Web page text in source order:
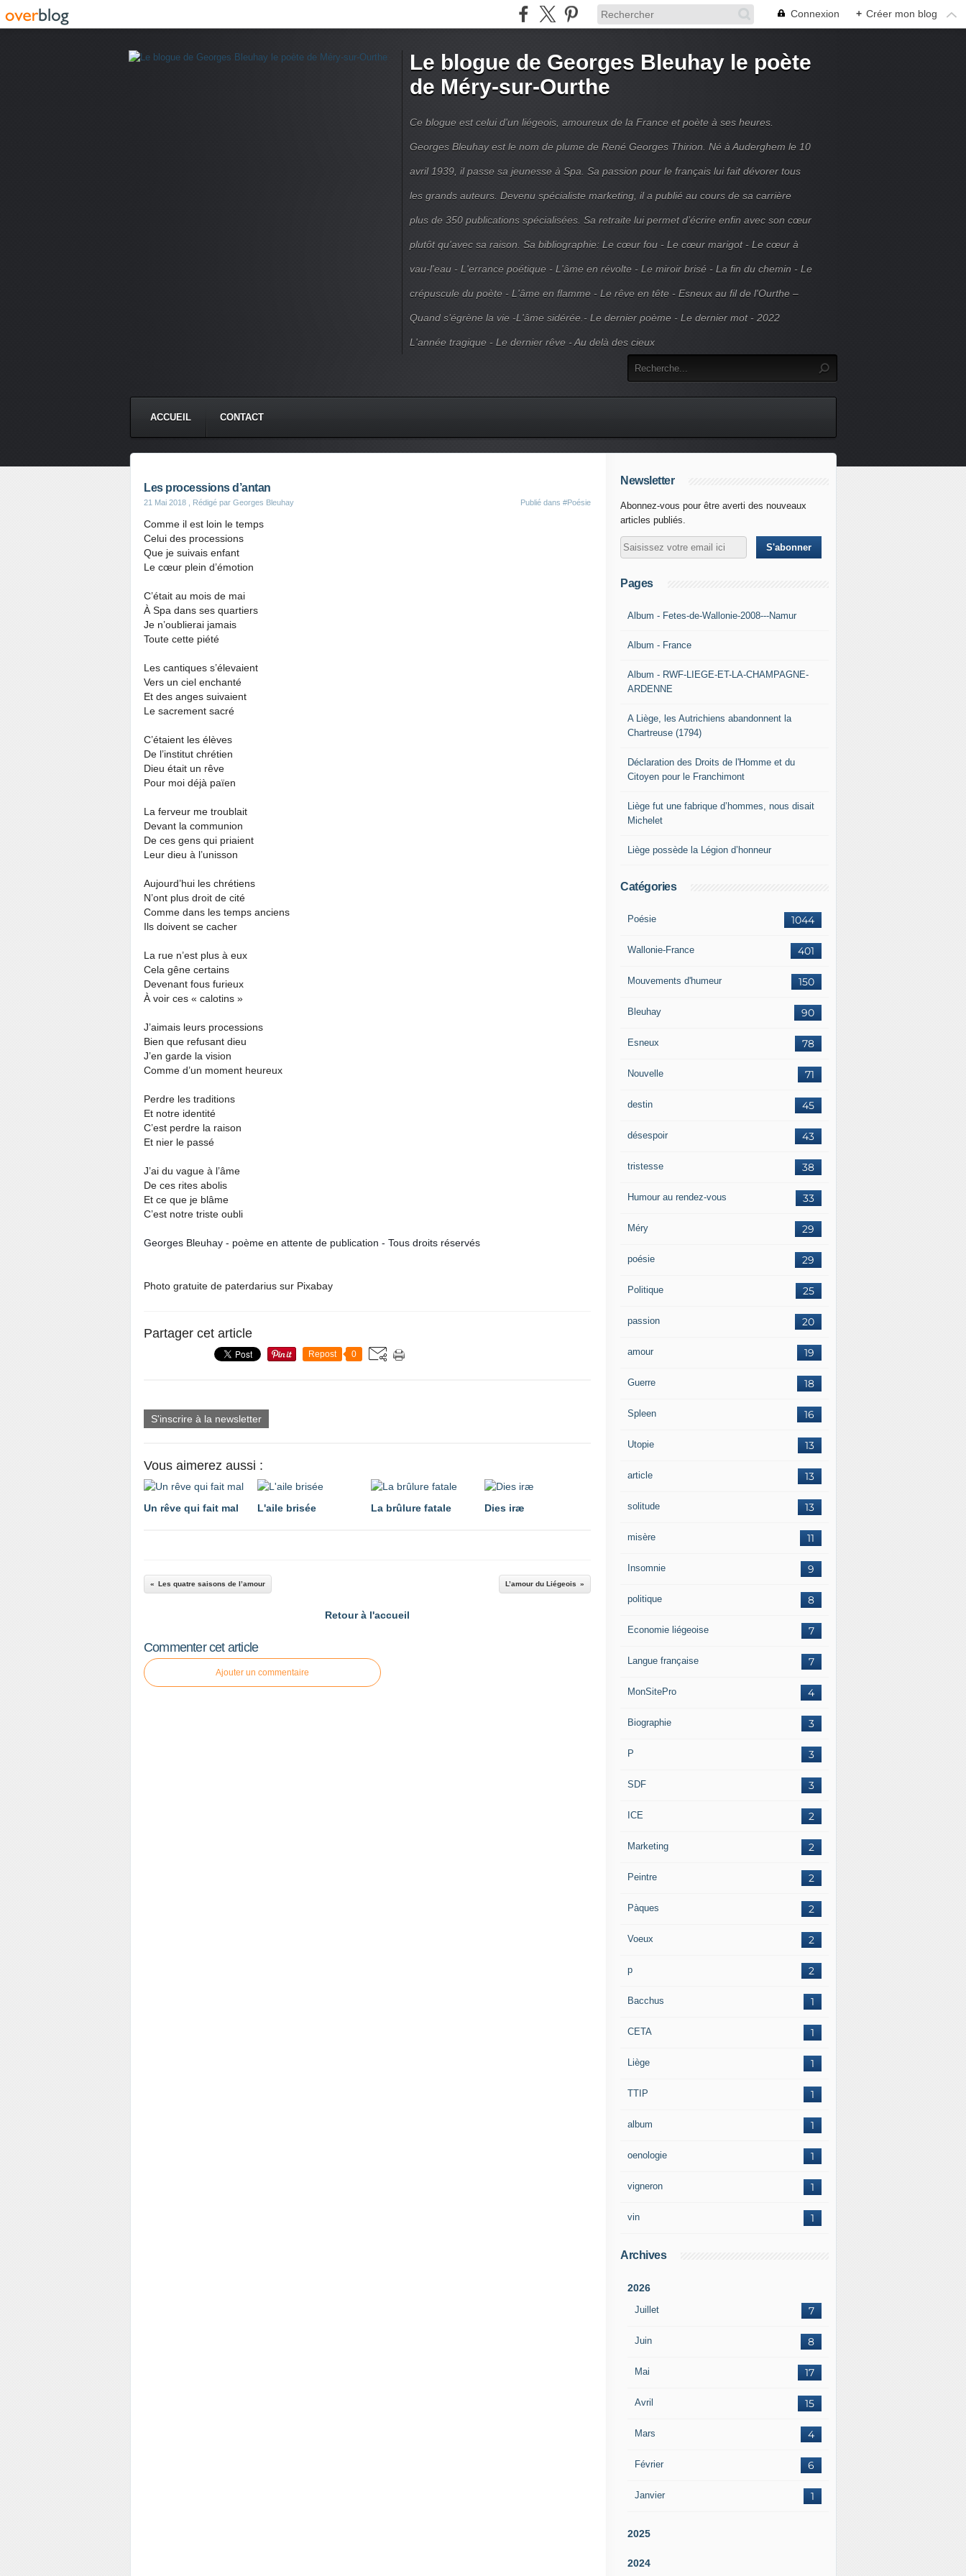
Connexion + Créer mon blog
Le blogue de Georges Bleuhay le poète
de Méry-sur-Ourthe
Ce blogue est celui d'un liégeois, amoureux de la France et poète à ses heures.
Georges Bleuhay est le nom de plume de René Georges Thirion. Né à Auderghem le 10
avril 1939, il passe sa jeunesse à Spa. Sa passion pour le français lui fait dévorer tous
les grands auteurs. Devenu spécialiste marketing, il a publié au cours de sa carrière
plus de 350 publications spécialisées. Sa retraite lui permet d’écrire enfin avec son cœur
plutôt qu'avec sa raison. Sa bibliographie: Le cœur fou - Le cœur marigot - Le cœur à
vau-l'eau - L'errance poétique - L'âme en révolte - Le miroir brisé - La fin du chemin - Le
crépuscule du poète - L'âme en flamme - Le rêve en tête - Esneux au fil de l'Ourthe –
Quand s’égrène la vie -L'âme sidérée.- Le dernier poème - Le dernier mot - 2022
L'année tragique - Le dernier rêve - Au delà des cieux
ACCUEIL CONTACT
Les processions d’antan
21 Mai 2018 , Rédigé par Georges Bleuhay Publié dans #Poésie
Comme il est loin le temps
Celui des processions
Que je suivais enfant
Le cœur plein d’émotion
C’était au mois de mai
À Spa dans ses quartiers
Je n’oublierai jamais
Toute cette piété
Les cantiques s’élevaient
Vers un ciel enchanté
Et des anges suivaient
Le sacrement sacré
C’étaient les élèves
De l’institut chrétien
Dieu était un rêve
Pour moi déjà païen
La ferveur me troublait
Devant la communion
De ces gens qui priaient
Leur dieu à l’unisson
Aujourd’hui les chrétiens
N’ont plus droit de cité
Comme dans les temps anciens
Ils doivent se cacher
La rue n’est plus à eux
Cela gêne certains
Devenant fous furieux
À voir ces « calotins »
J’aimais leurs processions
Bien que refusant dieu
J’en garde la vision
Comme d’un moment heureux
Perdre les traditions
Et notre identité
C’est perdre la raison
Et nier le passé
J’ai du vague à l’âme
De ces rites abolis
Et ce que je blâme
C’est notre triste oubli
Georges Bleuhay - poème en attente de publication - Tous droits réservés
Photo gratuite de paterdarius sur Pixabay
Partager cet article
Repost 0
S'inscrire à la newsletter
Vous aimerez aussi :
Un rêve qui fait mal L'aile brisée La brûlure fatale Dies iræ
Les quatre saisons de l’amour L’amour du Liégeois
Retour à l'accueil
Commenter cet article
Ajouter un commentaire
Newsletter
Abonnez-vous pour être averti des nouveaux
articles publiés.
Pages
Album - Fetes-de-Wallonie-2008---Namur
Album - France
Album - RWF-LIEGE-ET-LA-CHAMPAGNE-
ARDENNE
A Liège, les Autrichiens abandonnent la
Chartreuse (1794)
Déclaration des Droits de l'Homme et du
Citoyen pour le Franchimont
Liège fut une fabrique d’hommes, nous disait
Michelet
Liège possède la Légion d’honneur
Catégories
1044
Poésie
401
Wallonie-France
150
Mouvements d'humeur
90
Bleuhay
78
Esneux
71
Nouvelle
45
destin
43
désespoir
38
tristesse
33
Humour au rendez-vous
29
Méry
29
poésie
25
Politique
20
passion
19
amour
18
Guerre
16
Spleen
13
Utopie
13
article
13
solitude
11
misère
9
Insomnie
8
politique
7
Economie liégeoise
7
Langue française
4
MonSitePro
3
Biographie
3
P
3
SDF
2
ICE
2
Marketing
2
Peintre
2
Pàques
2
Voeux
2
p
1
Bacchus
1
CETA
1
Liège
1
TTIP
1
album
1
oenologie
1
vigneron
1
vin
Archives
2026
Juillet 7
Juin 8
Mai 17
Avril 15
Mars 4
Février 6
Janvier 1
2025
2024